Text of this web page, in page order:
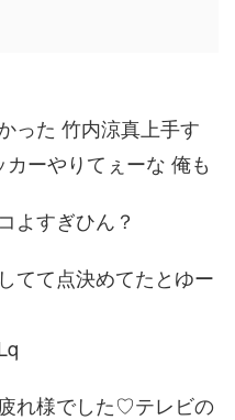
った 竹内涼真上手す
ーやりてぇーな 俺も
よすぎひん？
てて点決めてたとゆー
れ様でした♡テレビの